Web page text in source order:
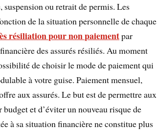
ou retrait de permis. Les
de la situation personnelle de chaque
résiliation pour non paiementpar
des assurés résiliés. Au moment
de choisir le mode de paiement qui
à votre guise. Paiement mensuel,
aux assurés. Le but est de permettre aux
et d’éviter un nouveau risque de
à sa situation financière ne constitue plus